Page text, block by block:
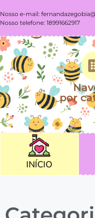
Nosso e-mail:
Nosso telefone: 18991662917
por
INÍCIO